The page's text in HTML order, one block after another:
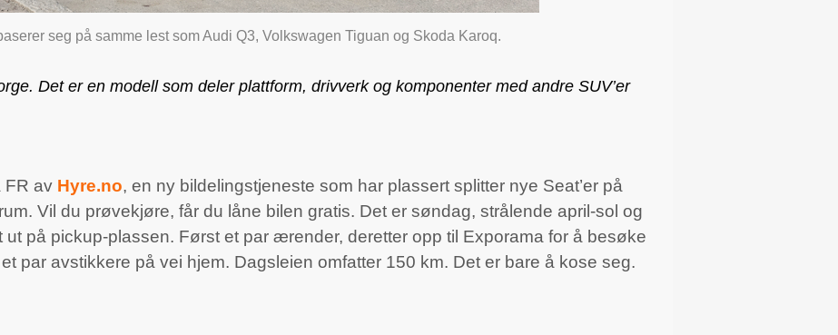
seg på samme lest som Audi Q3, Volkswagen Tiguan og Skoda Karoq.
Det er en modell som deler plattform, drivverk og komponenter med andre SUV’er
FR av Hyre.no, en ny bildelingstjeneste som har plassert splitter nye Seat’er på
Vil du prøvekjøre, får du låne bilen gratis. Det er søndag, strålende april-sol og
ut på pickup-plassen. Først et par ærender, deretter opp til Exporama for å besøke
et par avstikkere på vei hjem. Dagsleien omfatter 150 km. Det er bare å kose seg.